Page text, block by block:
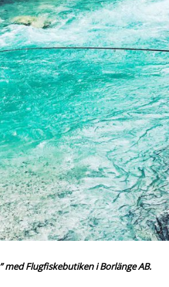
med Flugfiskebutiken i Borlänge AB.